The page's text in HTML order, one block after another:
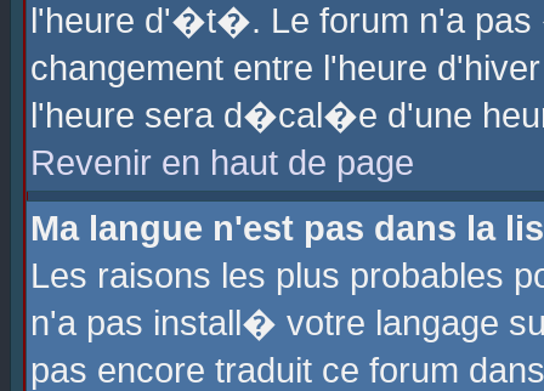
l'heure d'�t�. Le forum n'a
changement entre l'heure
l'heure sera d�cal�e d'une
Revenir en haut de page
Ma langue n'est pas dans la
Les raisons les plus probables
n'a pas install� votre langage
pas encore traduit ce forum